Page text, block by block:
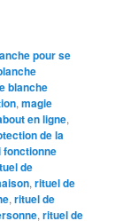
pour se
blanche
,magie
en ligne,
de la
fonctionne
de
,rituel de
,rituel de
,rituel de